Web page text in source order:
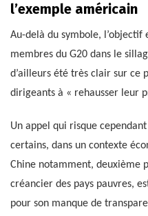
l’exemple américain
Au-delà du symbole, l’objectif
membres du G20 dans le
d’ailleurs été très clair sur ce
dirigeants à « rehausser leur
Un appel qui risque
certains, dans un contexte
Chine notamment, deuxième
créancier des pays pauvres,
pour son manque de